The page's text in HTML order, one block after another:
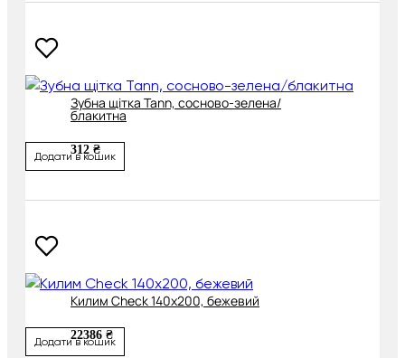
Зубна щітка Tann, сосново-зелена/
блакитна
312 ₴
Додати в кошик
Килим Check 140х200, бежевий
22386 ₴
Додати в кошик